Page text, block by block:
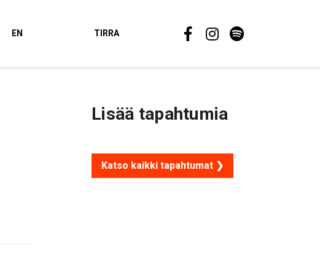
EN TIRRA
Lisää tapahtumia
Katso kaikki tapahtumat ❯